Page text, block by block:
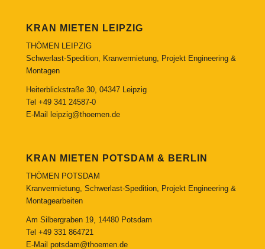
KRAN MIETEN LEIPZIG
THÖMEN LEIPZIG
Schwerlast-Spedition, Kranvermietung, Projekt Engineering &
Montagen
Heiterblickstraße 30, 04347 Leipzig
Tel +49 341 24587-0
E-Mail
leipzig@thoemen.de
KRAN MIETEN POTSDAM & BERLIN
THÖMEN POTSDAM
Kranvermietung, Schwerlast-Spedition, Projekt Engineering &
Montagearbeiten
Am Silbergraben 19, 14480 Potsdam
Tel +49 331 864721
E-Mail potsdam@thoemen.de